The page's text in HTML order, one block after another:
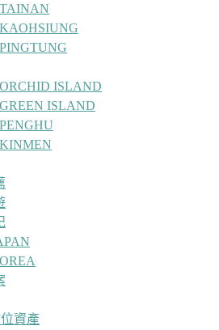
ISLAND
ISLAND
資產